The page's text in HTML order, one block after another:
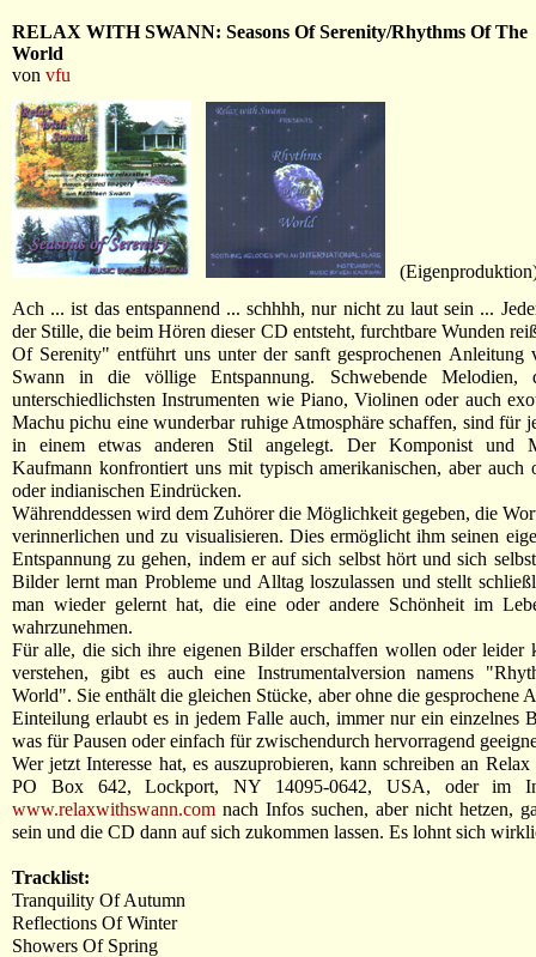
RELAX WITH SWANN: Seasons Of Serenity/Rhythms Of The
World
von vfu
Ach ... ist das entspannend ... schhhh, nur nicht zu laut sein ...
der Stille, die beim Hören dieser CD entsteht, furchtbare Wunden
Of Serenity" entführt uns unter der sanft gesprochenen Anleitung
Swann in die völlige Entspannung. Schwebende
unterschiedlichsten Instrumenten wie Piano, Violinen oder auch
Machu pichu eine wunderbar ruhige Atmosphäre schaffen, sind für
in einem etwas anderen Stil angelegt. Der Komponist und
Kaufmann konfrontiert uns mit typisch amerikanischen, aber auch
oder indianischen Eindrücken.
Währenddessen wird dem Zuhörer die Möglichkeit gegeben, die
verinnerlichen und zu visualisieren. Dies ermöglicht ihm seinen
Entspannung zu gehen, indem er auf sich selbst hört und sich
Bilder lernt man Probleme und Alltag loszulassen und stellt
man wieder gelernt hat, die eine oder andere Schönheit im
wahrzunehmen.
Für alle, die sich ihre eigenen Bilder erschaffen wollen oder leider
verstehen, gibt es auch eine Instrumentalversion namens
World". Sie enthält die gleichen Stücke, aber ohne die gesprochene
Einteilung erlaubt es in jedem Falle auch, immer nur ein einzelnes
was für Pausen oder einfach für zwischendurch hervorragend
Wer jetzt Interesse hat, es auszuprobieren, kann schreiben an
PO Box 642, Lockport, NY 14095-0642, USA, oder im
www.relaxwithswann.com nach Infos suchen, aber nicht hetzen,
sein und die CD dann auf sich zukommen lassen. Es lohnt sich
Tracklist:
Tranquility Of Autumn
Reflections Of Winter
Showers Of Spring